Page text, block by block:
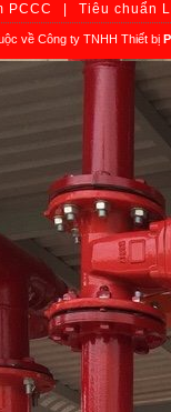
PCCC Tiêu chuẩn
về Công ty TNHH Thiết bị